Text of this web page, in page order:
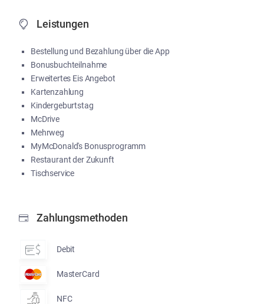
Leistungen
Bestellung und Bezahlung über die App
Bonusbuchteilnahme
Erweitertes Eis Angebot
Kartenzahlung
Kindergeburtstag
McDrive
Mehrweg
MyMcDonald's Bonusprogramm
Restaurant der Zukunft
Tischservice
Zahlungsmethoden
Debit
MasterCard
NFC